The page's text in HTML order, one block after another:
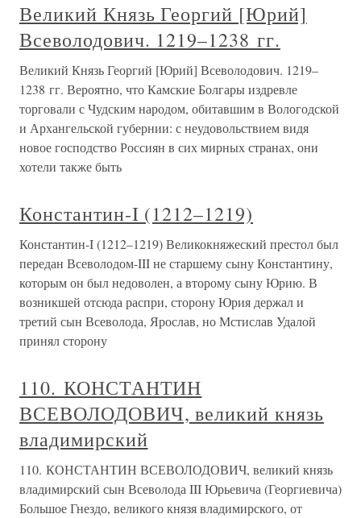
Великий Князь Георгий [Юрий]
Всеволодович. 1219–1238 гг.
Великий Князь Георгий [Юрий] Всеволодович. 1219–
1238 гг. Вероятно, что Камские Болгары издревле
торговали с Чудским народом, обитавшим в Вологодской
и Архангельской губернии: с неудовольствием видя
новое господство Россиян в сих мирных странах, они
хотели также быть
Константин-I (1212–1219)
Константин-I (1212–1219) Великокняжеский престол был
передан Всеволодом-III не старшему сыну Константину,
которым он был недоволен, а второму сыну Юрию. В
возникшей отсюда распри, сторону Юрия держал и
третий сын Всеволода, Ярослав, но Мстислав Удалой
принял сторону
110. КОНСТАНТИН
ВСЕВОЛОДОВИЧ, великий князь
владимирский
110. КОНСТАНТИН ВСЕВОЛОДОВИЧ, великий князь
владимирский сын Всеволода III Юрьевича (Георгиевича)
Большое Гнездо, великого князя владимирского, от